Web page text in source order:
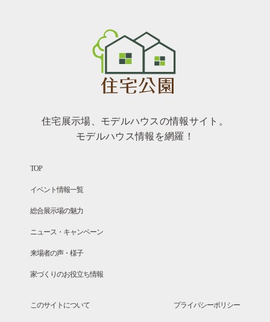
住宅展示場、モデルハウスの情報サイト。
モデルハウス情報を網羅！
TOP
イベント情報一覧
総合展示場の魅力
ニュース・キャンペーン
来場者の声・様子
家づくりのお役立ち情報
このサイトについて プライバシーポリシー